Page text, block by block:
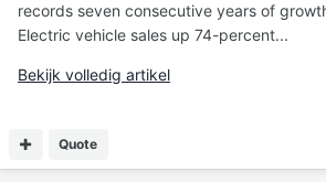
records seven consecutive years of
Electric vehicle sales up 74-percent...
Bekijk volledig artikel
Quote